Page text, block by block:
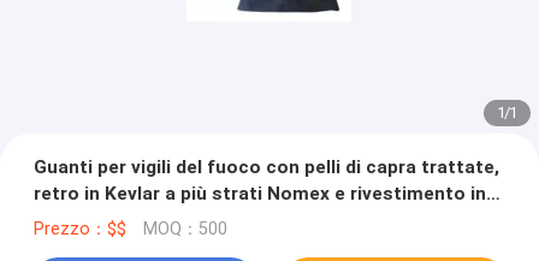
1/1
Guanti per vigili del fuoco con pelli di capra trattate,
retro in Kevlar a più strati Nomex e rivestimento in
Kevlar e barriera antiumidità Porelle DXT Pro
Prezzo：$$ MOQ：500